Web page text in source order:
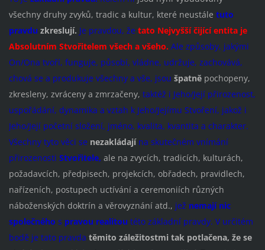
všechny druhy zvyků, tradic a kultur, které neustále tuto
pravdu zkreslují. Je pravdou, že tato Nejvyšší čijící entita je
Absolutním Stvořitelem všech a všeho. Ale způsoby, jakými
On/Ona tvoří, funguje, působí, vládne, udržuje, zachovává,
chová se a produkuje všechny a vše, jsou špatně pochopeny,
zkresleny, zvráceny a zmrzačeny, taktéž i Jeho/Její přirozenost,
uspořádání, dynamika a vztah k Jeho/Jejímu Stvoření, jakož i
Jeho/Její početní složení, jméno, kvalita, kvantita a charakter.
Všechny tyto věci se nezakládajína skutečném vnímání
přirozenosti Stvořitele, ale na zvycích, tradicích, kulturách,
požadavcích, předpisech, projekcích, obřadech, pravidlech,
nařízeních, postupech uctívání a ceremoniích různých
náboženských doktrín a věrovyznání atd., jež nemají nic
společného s pravou realitou této základní pravdy. V určitém
bodě je tato pravda těmito záležitostmi tak potlačena, že se